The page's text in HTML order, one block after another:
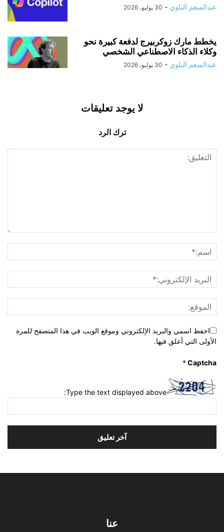
عبدالمنعم البلوي - 30 يوليو، 2026
يخطط مارك زوكربيرج لدفعة كبيرة نحو
وكلاء الذكاء الاصطناعي الشخصي
عبدالمنعم البلوي - 30 يوليو، 2026
لا يوجد تعليقات
ترك الرد
احفظ اسمي والبريد الإلكتروني وموقع الويب في هذا المتصفح للمرة
الأولى التي أعلق فيها.
Captcha
*
Type the text displayed above:
عنا